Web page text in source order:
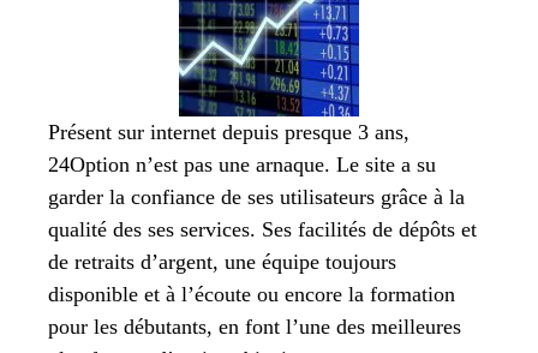
Présent sur internet depuis presque 3 ans,
24Option n’est pas une arnaque. Le site a su
garder la confiance de ses utilisateurs grâce à la
qualité des ses services. Ses facilités de dépôts et
de retraits d’argent, une équipe toujours
disponible et à l’écoute ou encore la formation
pour les débutants, en font l’une des meilleures